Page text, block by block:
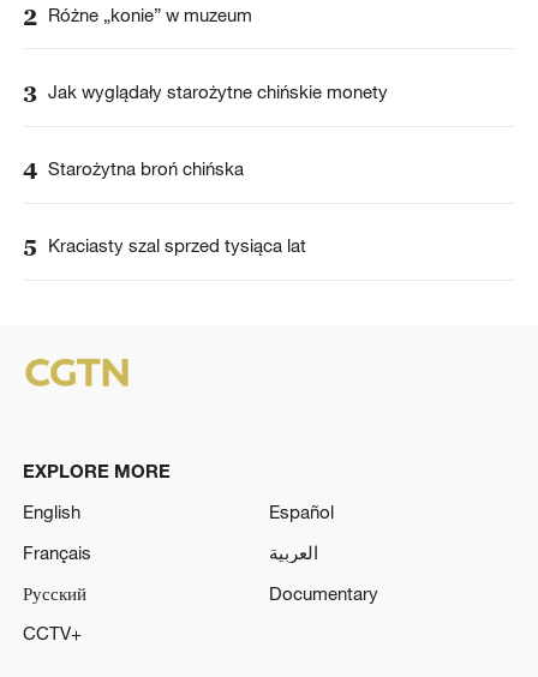
2 Różne „konie” w muzeum
3 Jak wyglądały starożytne chińskie monety
4 Starożytna broń chińska
5 Kraciasty szal sprzed tysiąca lat
EXPLORE MORE
English
Español
Français
العربية
Русский
Documentary
CCTV+